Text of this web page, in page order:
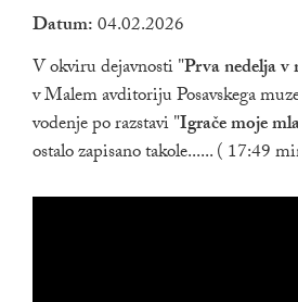
Datum:04.02.2026
V okviru dejavnosti "Prva nedelja v
v Malem avditoriju Posavskega
vodenje po razstavi "Igrače moje
ostalo zapisano takole...... ( 17:49